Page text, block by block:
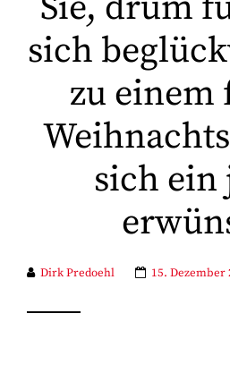
sich
zu einem
sich ein
Dirk Predoehl 15. Dezember